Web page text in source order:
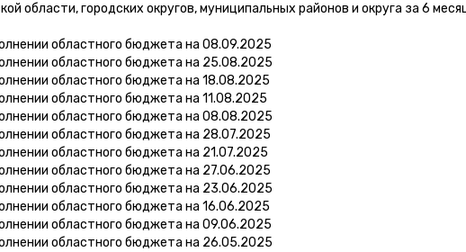
области, городских округов, муниципальных районов и округа за 6
областного бюджета на 08.09.2025
областного бюджета на 25.08.2025
областного бюджета на 18.08.2025
областного бюджета на 11.08.2025
областного бюджета на 08.08.2025
областного бюджета на 28.07.2025
областного бюджета на 21.07.2025
областного бюджета на 27.06.2025
областного бюджета на 23.06.2025
областного бюджета на 16.06.2025
областного бюджета на 09.06.2025
областного бюджета на 26.05.2025